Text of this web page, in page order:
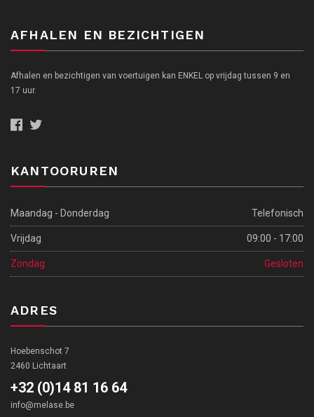
AFHALEN EN BEZICHTIGEN
Afhalen en bezichtigen van voertuigen kan ENKEL op vrijdag tussen 9 en
KANTOORUREN
Maandag - Donderdag Telefonisch
Zondag
ADRES
Hoebenschot 7